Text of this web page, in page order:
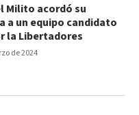
de 2024
Milito acordó su
a un equipo candidato
la Libertadores